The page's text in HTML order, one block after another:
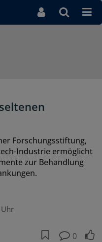
Forschungsstiftung,
Industrie ermöglicht
zur Behandlung
0